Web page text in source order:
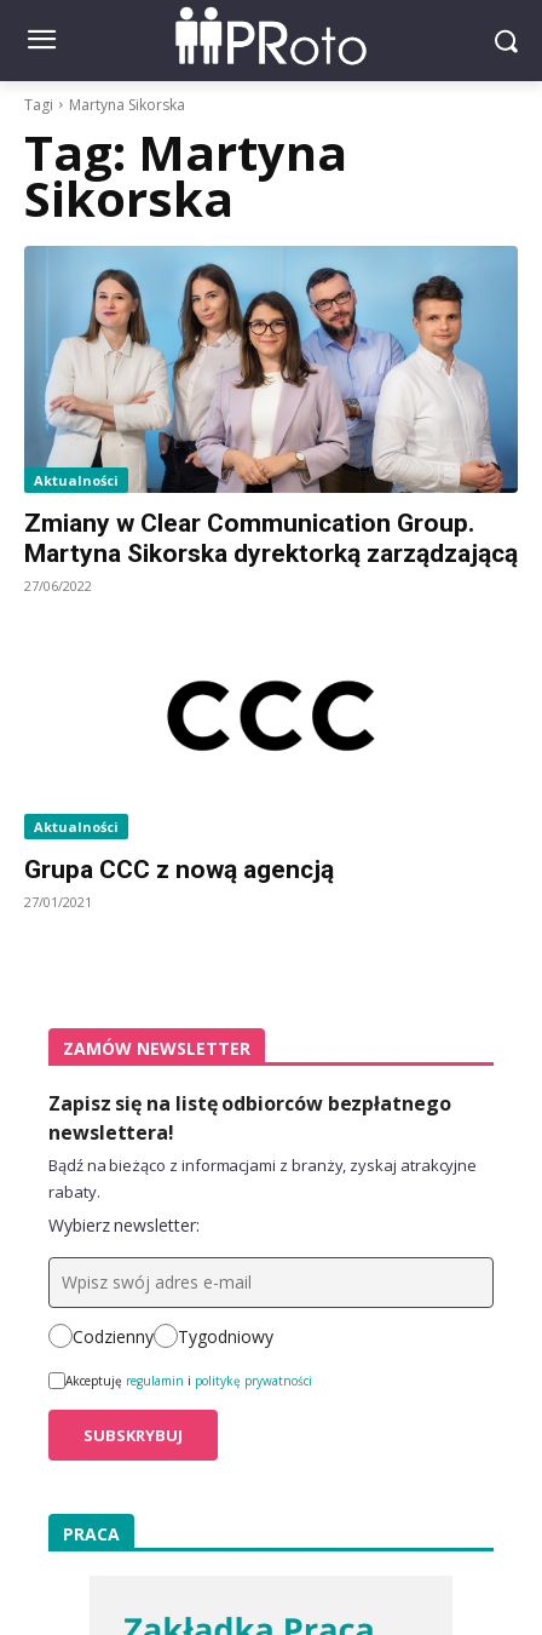
Tagi Martyna Sikorska
Tag: Martyna
Sikorska
Aktualności
Zmiany w Clear Communication Group.
Martyna Sikorska dyrektorką zarządzającą
27/06/2022
Aktualności
Grupa CCC z nową agencją
27/01/2021
ZAMÓW NEWSLETTER
Zapisz się na listę odbiorców bezpłatnego
newslettera!
Bądź na bieżąco z informacjami z branży, zyskaj atrakcyjne
rabaty.
Wybierz newsletter:
Codzienny Tygodniowy
Akceptuję regulamin i politykę prywatności
PRACA